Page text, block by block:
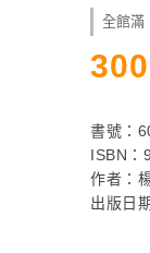
全館滿
書號：
ISBN：
作者：
出版日